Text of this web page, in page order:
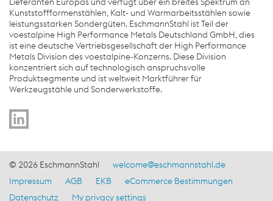
Kunststoffformenstählen, Kalt- und Warmarbeitsstählen sowie
leistungsstarken Sondergüten. EschmannStahl ist Teil der
voestalpine High Performance Metals Deutschland GmbH, dies
ist eine deutsche Vertriebsgesellschaft der High Performance
Metals Division des voestalpine-Konzerns. Diese Division
konzentriert sich auf technologisch anspruchsvolle
Produktsegmente und ist weltweit Marktführer für
Werkzeugstähle und Sonderwerkstoffe.
Produktkategorien Navigation
Footer - DE Navigation
© 2026 EschmannStahl
welcome@eschmannstahl.de
Impressum
AGB EKB
eCommerce Bestimmungen
Datenschutz
My privacy settings